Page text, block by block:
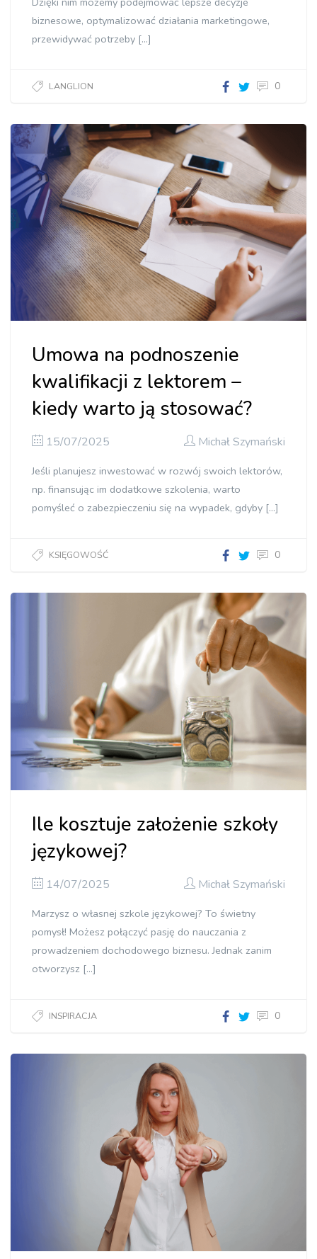
biznesowe, optymalizować działania marketingowe,
przewidywać potrzeby […]
LANGLION 0
Umowa na podnoszenie
kwalifikacji z lektorem –
kiedy warto ją stosować?
15/07/2025 Michał Szymański
Jeśli planujesz inwestować w rozwój swoich lektorów,
np. finansując im dodatkowe szkolenia, warto
pomyśleć o zabezpieczeniu się na wypadek, gdyby […]
KSIĘGOWOŚĆ 0
Ile kosztuje założenie szkoły
językowej?
14/07/2025 Michał Szymański
Marzysz o własnej szkole językowej? To świetny
pomysł! Możesz połączyć pasję do nauczania z
prowadzeniem dochodowego biznesu. Jednak zanim
otworzysz […]
INSPIRACJA 0